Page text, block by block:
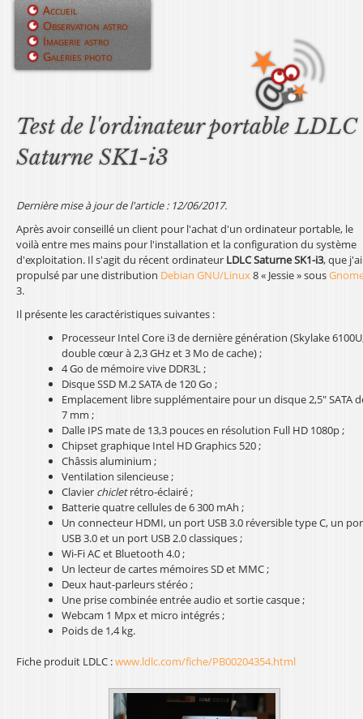
Jump to navigation
Test de l'ordinateur portable LDLC
Saturne SK1-i3
Dernière mise à jour de l'article : 12/06/2017.
Après avoir conseillé un client pour l'achat d'un ordinateur portable, le
voilà entre mes mains pour l'installation et la configuration du système
d'exploitation. Il s'agit du récent ordinateur LDLC Saturne SK1-i3, que j'ai
propulsé par une distribution Debian GNU/Linux8 « Jessie » sous
3.
Il présente les caractéristiques suivantes :
Processeur Intel Core i3 de dernière génération (Skylake
double cœur à 2,3 GHz et 3 Mo de cache) ;
4 Go de mémoire vive DDR3L ;
Disque SSD M.2 SATA de 120 Go ;
Emplacement libre supplémentaire pour un disque 2,5" SATA
7 mm ;
Dalle IPS mate de 13,3 pouces en résolution Full HD 1080p ;
Chipset graphique Intel HD Graphics 520 ;
Châssis aluminium ;
Ventilation silencieuse ;
Clavier chicletrétro-éclairé ;
Batterie quatre cellules de 6 300 mAh ;
Un connecteur HDMI, un port USB 3.0 réversible type C, un
USB 3.0 et un port USB 2.0 classiques ;
Wi-Fi AC et Bluetooth 4.0 ;
Un lecteur de cartes mémoires SD et MMC ;
Deux haut-parleurs stéréo ;
Une prise combinée entrée audio et sortie casque ;
Webcam 1 Mpx et micro intégrés ;
Poids de 1,4 kg.
Fiche produit LDLC :www.ldlc.com/fiche/PB00204354.html
M
u
p
i
n
c
i
p
Accueil
Observation astro
Imagerie astro
Galeries photo